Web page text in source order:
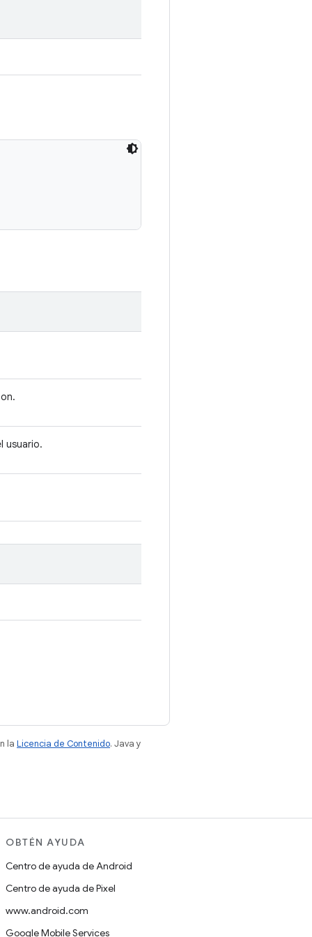
usuario.
la Licencia de Contenido. Java y
OBTÉN AYUDA
Centro de ayuda de Android
Centro de ayuda de Pixel
www.android.com
Google Mobile Services